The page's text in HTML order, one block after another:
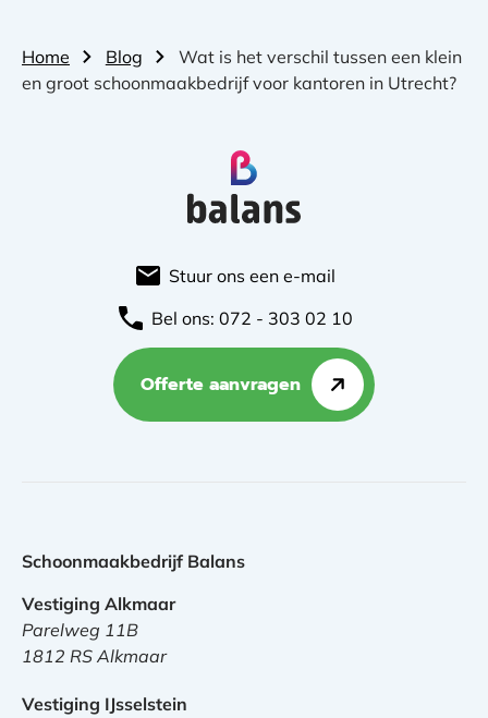
Home Blog
Wat is het verschil tussen een klein
en groot schoonmaakbedrijf voor kantoren in Utrecht?
Stuur ons een e-mail
Bel ons: 072 - 303 02 10
Offerte aanvragen
Schoonmaakbedrijf Balans
Vestiging Alkmaar
Parelweg 11B
1812 RS Alkmaar
Vestiging IJsselstein